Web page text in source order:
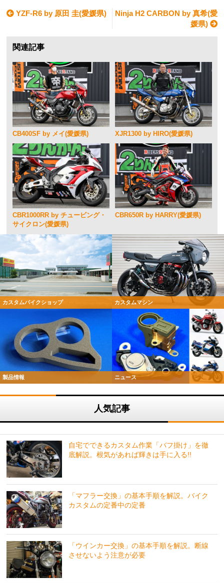
YZF-R6 by 原田 圭(愛媛県)
Ninja H2 CARBON by 真希(愛
媛県)
関連記事
CB400SF by メイ(愛媛県) XJR1300 by HIRO(愛媛県)
CBR1000RR by チュービング・
サイクロン(愛媛県)
CBR650R by HARRY(愛媛県)
カスタムバイクショップ カスタムマシン
製品情報 ニュース
人気記事
自宅でできるカスタム作業「バフ掛け」を徹
底解説。根気があれば輝きは手に入る!!
「マフラー交換」の基本手順を解説。バイク
カスタムの定番中の定番
「ウインカー交換」の基本手順を解説。断線
させないよう注意が必要